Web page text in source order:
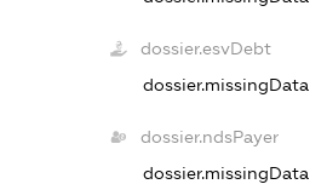
dossier.esvDebt
dossier.missingData
dossier.ndsPayer
dossier.missingData